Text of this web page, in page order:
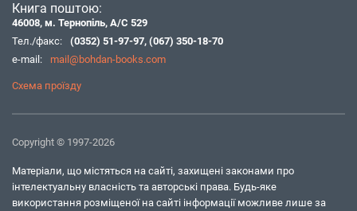
Книга поштою:
46008, м. Тернопіль, А/С 529
Тел./факс:
(0352) 51-97-97, (067) 350-18-70
e-mail:
mail@bohdan-books.com
Схема проїзду
Copyright © 1997-2026
Матеріали, що містяться на сайті, захищені законами про
інтелектуальну власність та авторські права. Будь-яке
використання розміщеної на сайті інформації можливе лише за